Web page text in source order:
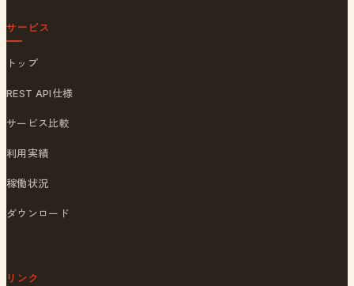
サービス
トップ
REST API仕様
サービス比較
利用実績
稼働状況
ダウンロード
リンク